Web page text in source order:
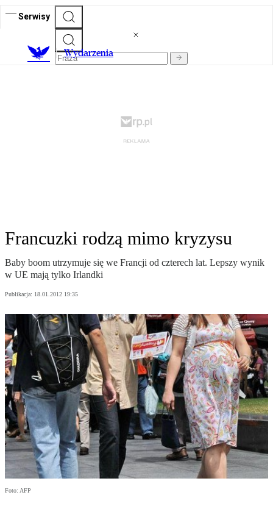
Serwisy
Wydarzenia
Francuzki rodzą mimo kryzysu
Baby boom utrzymuje się we Francji od czterech lat. Lepszy wynik
w UE mają tylko Irlandki
Publikacja: 18.01.2012 19:35
Foto: AFP